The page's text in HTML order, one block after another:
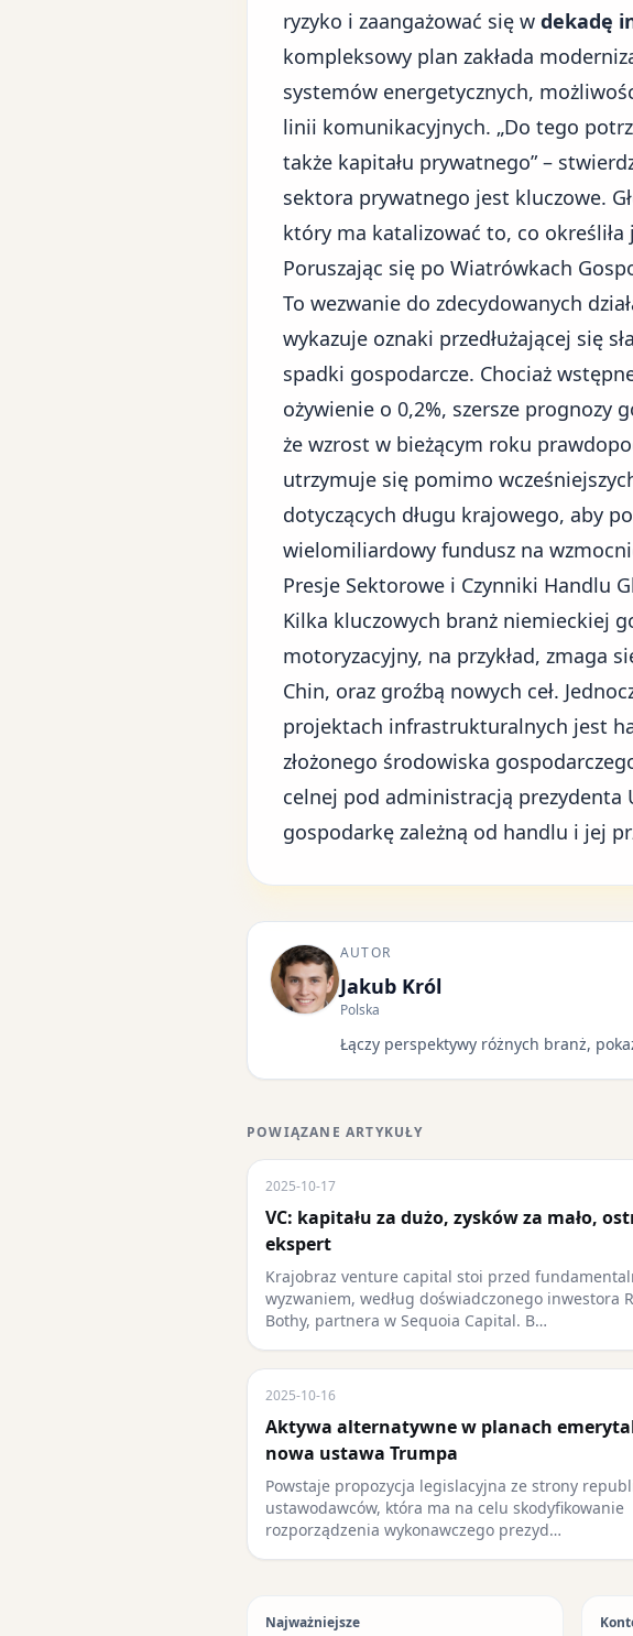
ryzyko i zaangażować się w dekadę
kompleksowy plan zakłada
systemów energetycznych,
linii komunikacyjnych. „Do tego
także kapitału prywatnego” –
sektora prywatnego jest kluczowe.
który ma katalizować to, co
Poruszając się po Wiatrówkach
To wezwanie do zdecydowanych
wykazuje oznaki przedłużającej się
spadki gospodarcze. Chociaż
ożywienie o 0,2%, szersze prognozy
że wzrost w bieżącym roku
utrzymuje się pomimo
dotyczących długu krajowego, aby
wielomiliardowy fundusz na
Presje Sektorowe i Czynniki Handlu
Kilka kluczowych branż niemieckiej
motoryzacyjny, na przykład, zmaga
Chin, oraz groźbą nowych ceł.
projektach infrastrukturalnych jest
złożonego środowiska
celnej pod administracją prezydenta
gospodarkę zależną od handlu i jej
AUTOR
Jakub Król
Polska
Łączy perspektywy różnych branż,
POWIĄZANE ARTYKUŁY
2025-10-17
VC: kapitału za dużo, zysków za mało,
ekspert
Krajobraz venture capital stoi przed
wyzwaniem, według doświadczonego inwestora
Bothy, partnera w Sequoia Capital. B…
2025-10-16
Aktywa alternatywne w planach
nowa ustawa Trumpa
Powstaje propozycja legislacyjna ze strony
ustawodawców, która ma na celu skodyfikowanie
rozporządzenia wykonawczego prezyd…
Najważniejsze